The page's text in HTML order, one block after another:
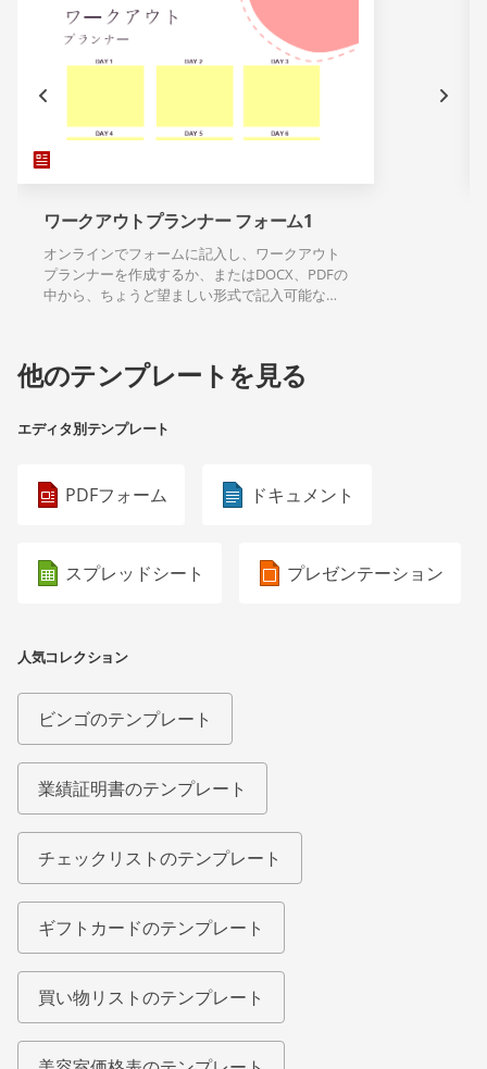
ワークアウトプランナー フォーム1
オンラインでフォームに記入し、ワークアウト
プランナーを作成するか、またはDOCX、PDFの
中から、ちょうど望ましい形式で記入可能なテ
他のテンプレートを見る
エディタ別テンプレート
PDFフォーム ドキュメント
スプレッドシート プレゼンテーション
人気コレクション
ビンゴのテンプレート
業績証明書のテンプレート
チェックリストのテンプレート
ギフトカードのテンプレート
買い物リストのテンプレート